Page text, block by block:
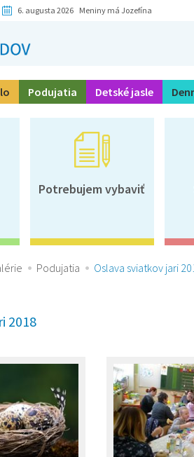
6. augusta 2026 Meniny má Jozefína
Podujatia Detské jasle
Potrebujem vybaviť
Podujatia Oslava sviatkov jari
2018